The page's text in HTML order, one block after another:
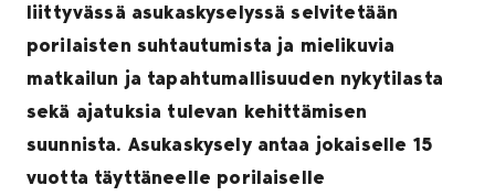
liittyvässä asukaskyselyssä selvitetään
porilaisten suhtautumista ja mielikuvia
matkailun ja tapahtumallisuuden nykytilasta
sekä ajatuksia tulevan kehittämisen
suunnista. Asukaskysely antaa jokaiselle 15
vuotta täyttäneelle porilaiselle